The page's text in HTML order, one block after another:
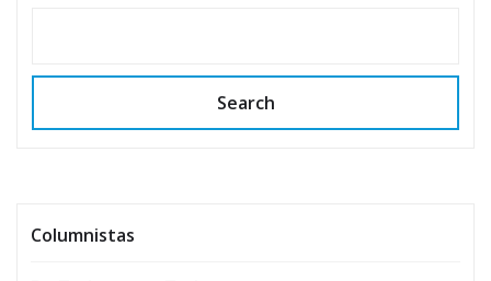
Search
Columnistas